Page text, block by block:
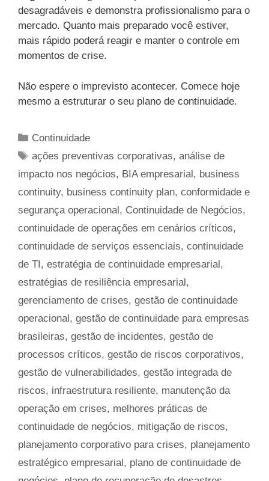
desagradáveis e demonstra profissionalismo para o
mercado. Quanto mais preparado você estiver,
mais rápido poderá reagir e manter o controle em
momentos de crise.
Não espere o imprevisto acontecer. Comece hoje
mesmo a estruturar o seu plano de continuidade.
Categorias
Continuidade
Tags
ações preventivas corporativas,análise de
impacto nos negócios, BIA empresarial, business
continuity, business continuity plan, conformidade e
segurança operacional, Continuidade de Negócios,
continuidade de operações em cenários críticos,
continuidade de serviços essenciais, continuidade
de TI, estratégia de continuidade empresarial,
estratégias de resiliência empresarial,
gerenciamento de crises, gestão de continuidade
operacional, gestão de continuidade para empresas
brasileiras, gestão de incidentes, gestão de
processos críticos, gestão de riscos corporativos,
gestão de vulnerabilidades, gestão integrada de
riscos, infraestrutura resiliente, manutenção da
operação em crises, melhores práticas de
continuidade de negócios, mitigação de riscos,
planejamento corporativo para crises, planejamento
estratégico empresarial, plano de continuidade de